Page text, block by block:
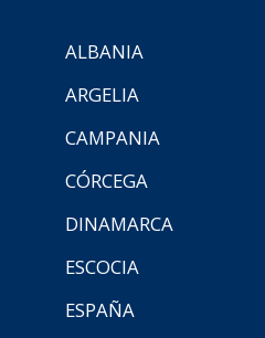
ALBANIA
ARGELIA
CAMPANIA
CÓRCEGA
DINAMARCA
ESCOCIA
ESPAÑA